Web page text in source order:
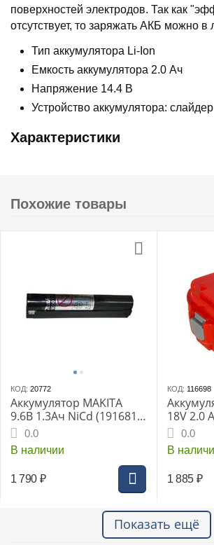
поверхностей электродов. Так как
отсутствует, то заряжать АКБ можно
Тип аккумулятора Li-Ion
Емкость аккумулятора 2.0 Ач
Напряжение 14.4 В
Устройство аккумулятора: слайдер
Характеристики
Похожие товары
КОД: 20772
Аккумулятор MAKITA
9.6В 1.3Ач NiCd (191681-
2)
0.0
В наличии
1 790 ₽
КОД: 116698
18V 2.0
0.0
В
1 885 ₽
Показать ещё